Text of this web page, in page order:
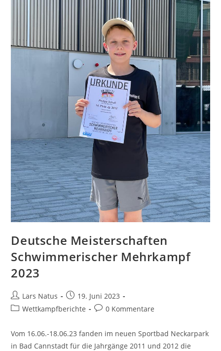
01.10.2023
Deutsche Meisterschaften
Schwimmerischer Mehrkampf
2023
Beitrags-
Autor:
Lars Natus
Beitrag
veröffentlicht:
19. Juni 2023
Beitrags-
Wettkampfberichte
Beitrags-
0 Kommentare
Vom 16.06.-18.06.23 fanden im neuen Sportbad Neckarpark
in Bad Cannstadt für die Jahrgänge 2011 und 2012 die